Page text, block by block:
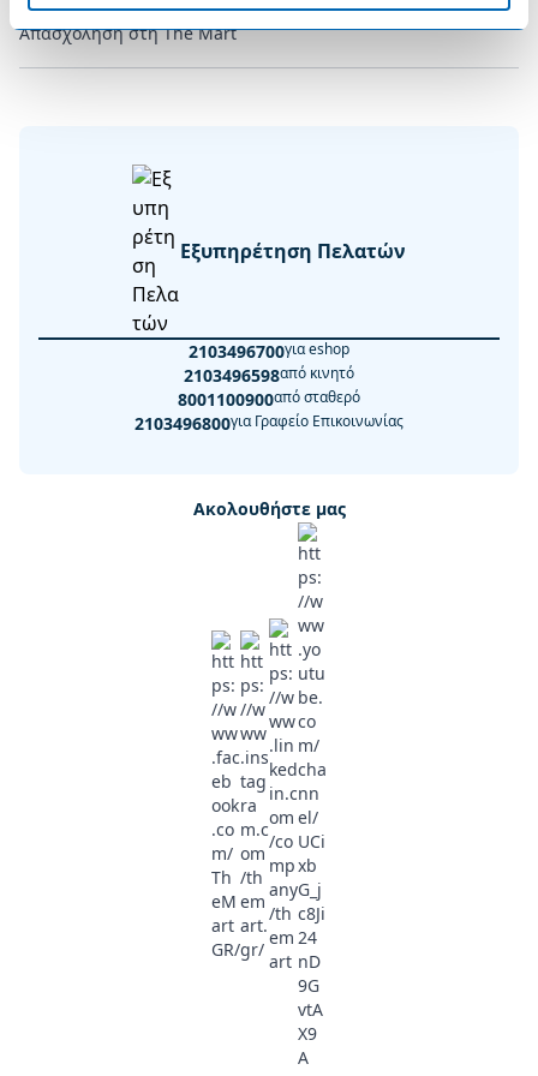
Απασχόληση στη The Mart
Εξυπηρέτηση Πελατών
2103496700για eshop
2103496598από κινητό
8001100900από σταθερό
2103496800για Γραφείο Επικοινωνίας
Ακολουθήστε μας